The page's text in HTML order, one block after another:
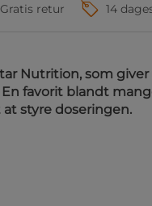
Gratis retur 14
Nutrition, som giver
favorit blandt
styre doseringen.